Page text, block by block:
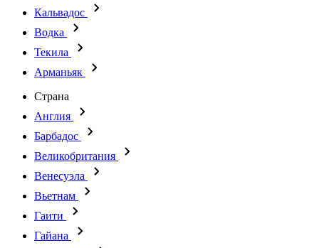
Кальвадос
Водка
Текила
Арманьяк
Страна
Англия
Барбадос
Великобритания
Венесуэла
Вьетнам
Гаити
Гайана